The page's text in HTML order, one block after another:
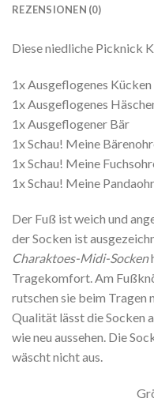
REZENSIONEN (0)
Diese niedliche Picknick
1x Ausgeflogenes Kücken
1x Ausgeflogenes
1x Ausgeflogener Bär
1x Schau! Meine
1x Schau! Meine
1x Schau! Meine
Der Fuß ist weich und
der Socken ist
Charaktoes-Midi-Socken
Tragekomfort. Am
rutschen sie beim Tragen
Qualität lässt die Socken
wie neu aussehen. Die
wäscht nicht aus.